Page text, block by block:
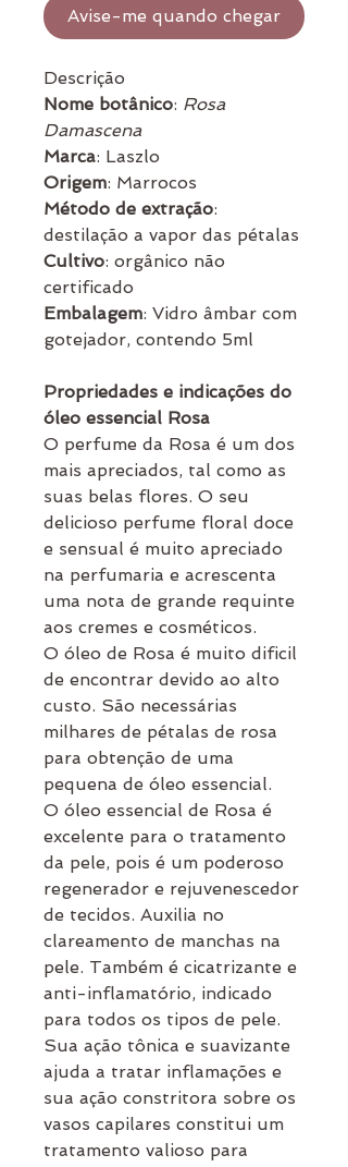
Avise-me quando chegar
Descrição
Nome botânico: Rosa
Damascena
Marca: Laszlo
Origem: Marrocos
Método de extração:
destilação a vapor das pétalas
Cultivo: orgânico não
certificado
Embalagem: Vidro âmbar com
gotejador, contendo 5ml
Propriedades e indicações do
óleo essencial Rosa
O perfume da Rosa é um dos
mais apreciados, tal como as
suas belas flores. O seu
delicioso perfume floral doce
e sensual é muito apreciado
na perfumaria e acrescenta
uma nota de grande requinte
aos cremes e cosméticos.
O óleo de Rosa é muito dificil
de encontrar devido ao alto
custo. São necessárias
milhares de pétalas de rosa
para obtenção de uma
pequena de óleo essencial.
O óleo essencial de Rosa é
excelente para o tratamento
da pele, pois é um poderoso
regenerador e rejuvenescedor
de tecidos. Auxilia no
clareamento de manchas na
pele. Também é cicatrizante e
anti-inflamatório, indicado
para todos os tipos de pele.
Sua ação tônica e suavizante
ajuda a tratar inflamações e
sua ação constritora sobre os
vasos capilares constitui um
tratamento valioso para